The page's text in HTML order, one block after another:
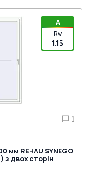
A
Rw
1.15
1
мм REHAU SYNEGO
з двох сторін